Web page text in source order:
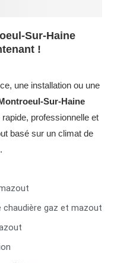
Sur-Haine
!
une installation ou une
Sur-Haine
professionnelle et
basé sur un climat de
gaz et mazout